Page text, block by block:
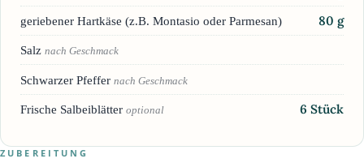
geriebener Hartkäse (z.B. Montasio oder Parmesan) 80 g
Salz nach Geschmack
Schwarzer Pfeffer nach Geschmack
Frische Salbeiblätter optional 6 Stück
ZUBEREITUNG